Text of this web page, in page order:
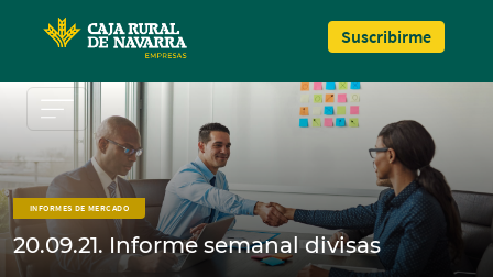
Suscribirme
INFORMES DE MERCADO
20.09.21. Informe semanal divisas